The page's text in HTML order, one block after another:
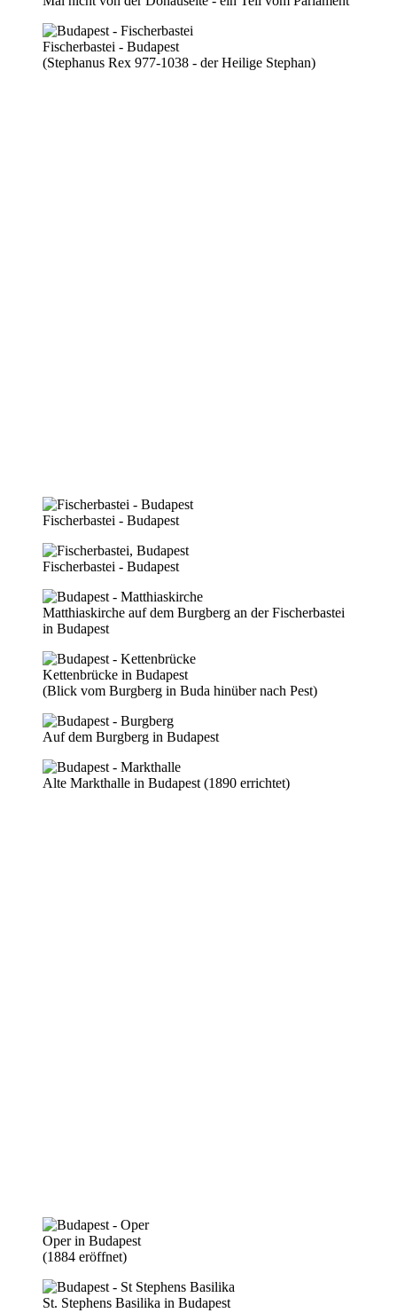
Fischerbastei - Budapest
(Stephanus Rex 977-1038 - der Heilige Stephan)
Fischerbastei - Budapest
Fischerbastei - Budapest
Matthiaskirche auf dem Burgberg an der Fischerbastei
in Budapest
Kettenbrücke in Budapest
(Blick vom Burgberg in Buda hinüber nach Pest)
Auf dem Burgberg in Budapest
Alte Markthalle in Budapest (1890 errichtet)
Oper in Budapest
(1884 eröffnet)
St. Stephens Basilika in Budapest